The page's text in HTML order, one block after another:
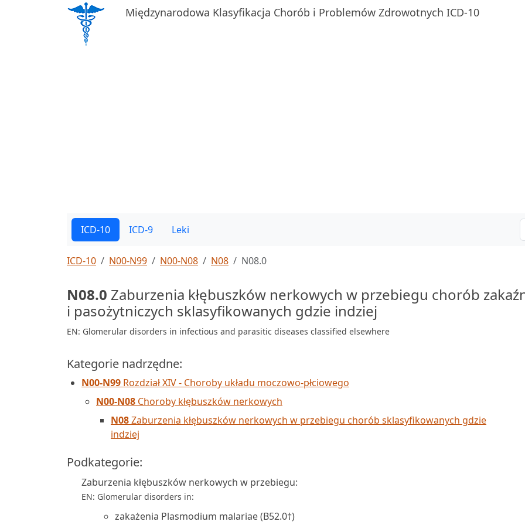
Międzynarodowa Klasyfikacja Chorób i Problemów Zdrowotnych ICD-10
ICD-10 ICD-9 Leki
ICD-10 N00-N99 N00-N08 N08 N08.0
N08.0 Zaburzenia kłębuszków nerkowych w przebiegu chorób
i pasożytniczych sklasyfikowanych gdzie indziej
EN: Glomerular disorders in infectious and parasitic diseases classified elsewhere
Kategorie nadrzędne:
N00-N99 Rozdział XIV - Choroby układu moczowo-płciowego
N00-N08 Choroby kłębuszków nerkowych
N08Zaburzenia kłębuszków nerkowych w przebiegu chorób sklasyfikowanych gdzie
indziej
Podkategorie:
Zaburzenia kłębuszków nerkowych w przebiegu:
EN: Glomerular disorders in:
zakażenia Plasmodium malariae (B52.0†)